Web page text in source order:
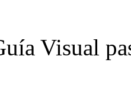
Visual